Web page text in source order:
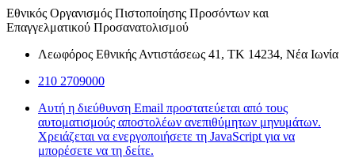
Εθνικός Οργανισμός Πιστοποίησης Προσόντων και
Επαγγελματικού Προσανατολισμού
Λεωφόρος Εθνικής Αντιστάσεως 41, ΤΚ 14234, Νέα Ιωνία
210 2709000
Αυτή η διεύθυνση Email προστατεύεται από τους
αυτοματισμούς αποστολέων ανεπιθύμητων μηνυμάτων.
Χρειάζεται να ενεργοποιήσετε τη JavaScript για να
μπορέσετε να τη δείτε.